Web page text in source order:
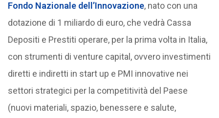
Fondo Nazionale dell’Innovazione, nato con una
dotazione di 1 miliardo di euro, che vedrà Cassa
Depositi e Prestiti operare, per la prima volta in Italia,
con strumenti di venture capital, ovvero investimenti
diretti e indiretti in start up e PMI innovative nei
settori strategici per la competitività del Paese
(nuovi materiali, spazio, benessere e salute,